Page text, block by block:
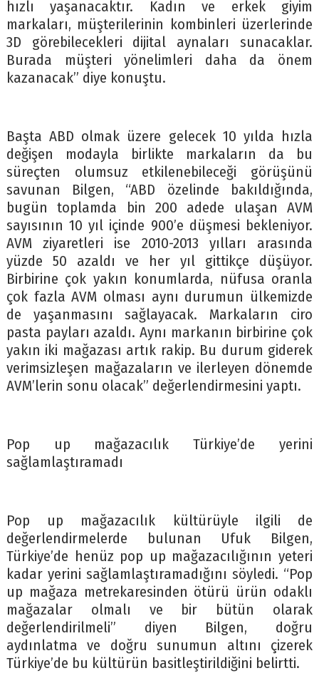
hızlı yaşanacaktır. Kadın ve erkek giyim
markaları, müşterilerinin kombinleri üzerlerinde
3D görebilecekleri dijital aynaları sunacaklar.
Burada müşteri yönelimleri daha da önem
kazanacak” diye konuştu.
Başta ABD olmak üzere gelecek 10 yılda hızla
değişen modayla birlikte markaların da bu
süreçten olumsuz etkilenebileceği görüşünü
savunan Bilgen, “ABD özelinde bakıldığında,
bugün toplamda bin 200 adede ulaşan AVM
sayısının 10 yıl içinde 900’e düşmesi bekleniyor.
AVM ziyaretleri ise 2010-2013 yılları arasında
yüzde 50 azaldı ve her yıl gittikçe düşüyor.
Birbirine çok yakın konumlarda, nüfusa oranla
çok fazla AVM olması aynı durumun ülkemizde
de yaşanmasını sağlayacak. Markaların ciro
pasta payları azaldı. Aynı markanın birbirine çok
yakın iki mağazası artık rakip. Bu durum giderek
verimsizleşen mağazaların ve ilerleyen dönemde
AVM’lerin sonu olacak” değerlendirmesini yaptı.
Pop up mağazacılık Türkiye’de yerini
sağlamlaştıramadı
Pop up mağazacılık kültürüyle ilgili de
değerlendirmelerde bulunan Ufuk Bilgen,
Türkiye’de henüz pop up mağazacılığının yeteri
kadar yerini sağlamlaştıramadığını söyledi. “Pop
up mağaza metrekaresinden ötürü ürün odaklı
mağazalar olmalı ve bir bütün olarak
değerlendirilmeli” diyen Bilgen, doğru
aydınlatma ve doğru sunumun altını çizerek
Türkiye’de bu kültürün basitleştirildiğini belirtti.